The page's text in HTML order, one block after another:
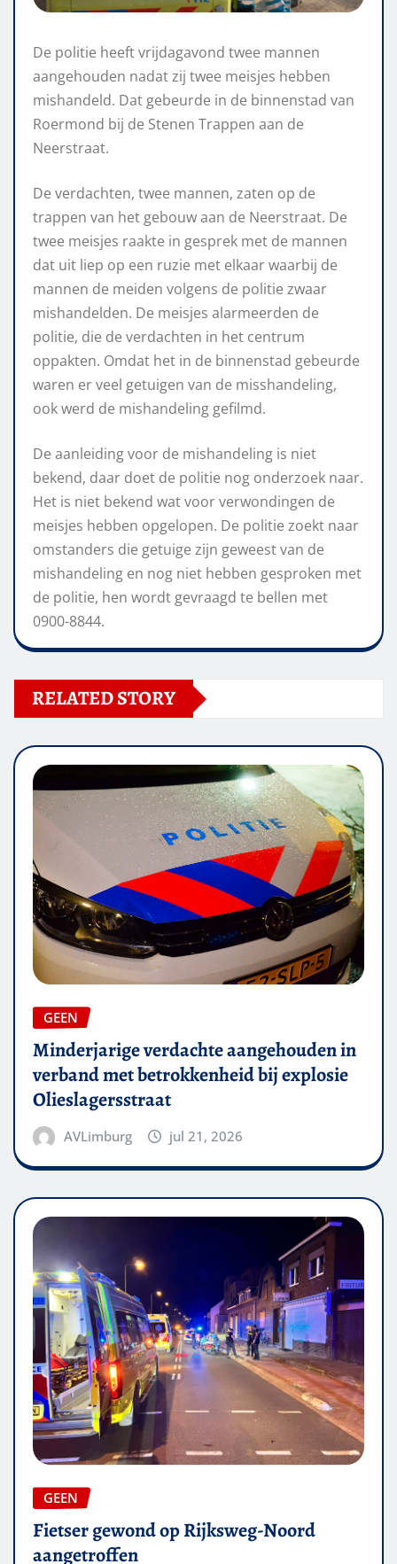
De politie heeft vrijdagavond twee mannen
aangehouden nadat zij twee meisjes hebben
mishandeld. Dat gebeurde in de binnenstad van
Roermond bij de Stenen Trappen aan de
Neerstraat.
De verdachten, twee mannen, zaten op de
trappen van het gebouw aan de Neerstraat. De
twee meisjes raakte in gesprek met de mannen
dat uit liep op een ruzie met elkaar waarbij de
mannen de meiden volgens de politie zwaar
mishandelden. De meisjes alarmeerden de
politie, die de verdachten in het centrum
oppakten. Omdat het in de binnenstad gebeurde
waren er veel getuigen van de misshandeling,
ook werd de mishandeling gefilmd.
De aanleiding voor de mishandeling is niet
bekend, daar doet de politie nog onderzoek naar.
Het is niet bekend wat voor verwondingen de
meisjes hebben opgelopen. De politie zoekt naar
omstanders die getuige zijn geweest van de
mishandeling en nog niet hebben gesproken met
de politie, hen wordt gevraagd te bellen met
0900-8844.
RELATED STORY
GEEN
Minderjarige verdachte aangehouden in
verband met betrokkenheid bij explosie
Olieslagersstraat
AVLimburg jul 21, 2026
GEEN
Fietser gewond op Rijksweg-Noord
aangetroffen